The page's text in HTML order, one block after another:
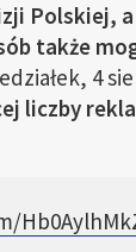
Polskiej,
także
4
liczby